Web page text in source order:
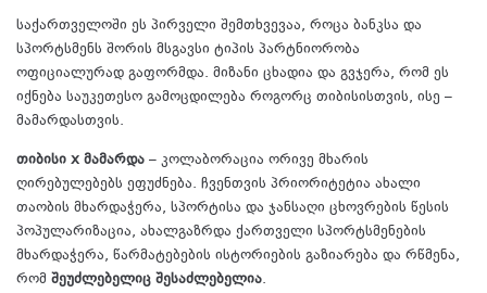
საქართველოში ეს პირველი შემთხვევაა, როცა ბანკსა და
სპორტსმენს შორის მსგავსი ტიპის პარტნიორობა
ოფიციალურად გაფორმდა. მიზანი ცხადია და გვჯერა, რომ ეს
იქნება საუკეთესო გამოცდილება როგორც თიბისისთვის, ისე –
მამარდასთვის.
თიბისი x მამარდა – კოლაბორაცია ორივე მხარის
ღირებულებებს ეფუძნება. ჩვენთვის პრიორიტეტია ახალი
თაობის მხარდაჭერა, სპორტისა და ჯანსაღი ცხოვრების წესის
პოპულარიზაცია, ახალგაზრდა ქართველი სპორტსმენების
მხარდაჭერა, წარმატებების ისტორიების გაზიარება და რწმენა,
რომ შეუძლებელიც შესაძლებელია.